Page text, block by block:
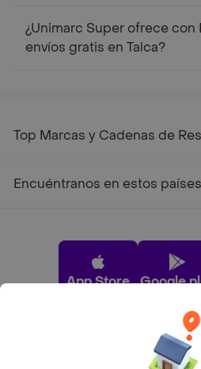
¿Unimarc Super ofrece con
envíos gratis en Talca?
Top Marcas y Cadenas de
Encuéntranos en estos países
App Store Google
Pide tu comida favorita cerca